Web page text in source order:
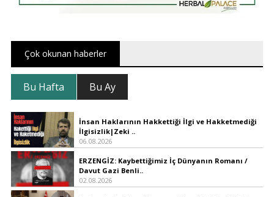
Çok okunan haberler
Bu Hafta Bu Ay
İnsan Haklarının Hakkettiği İlgi ve Hakketmediği
İlgisizlik|Zeki ..
06.08.2026
ERZENGİZ: Kaybettiğimiz İç Dünyanın Romanı /
Davut Gazi Benli..
02.08.2026